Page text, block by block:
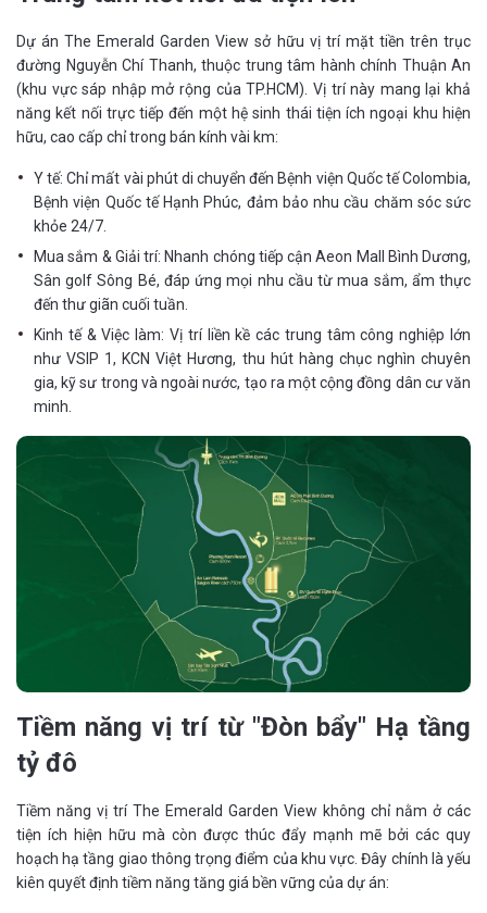
Dự án The Emerald Garden View sở hữu vị trí mặt tiền trên trục
đường Nguyễn Chí Thanh, thuộc trung tâm hành chính Thuận An
(khu vực sáp nhập mở rộng của TP.HCM). Vị trí này mang lại khả
năng kết nối trực tiếp đến một hệ sinh thái tiện ích ngoại khu hiện
hữu, cao cấp chỉ trong bán kính vài km:
Y tế: Chỉ mất vài phút di chuyển đến Bệnh viện Quốc tế Colombia,
Bệnh viện Quốc tế Hạnh Phúc, đảm bảo nhu cầu chăm sóc sức
khỏe 24/7.
Mua sắm & Giải trí: Nhanh chóng tiếp cận Aeon Mall Bình Dương,
Sân golf Sông Bé, đáp ứng mọi nhu cầu từ mua sắm, ẩm thực
đến thư giãn cuối tuần.
Kinh tế & Việc làm: Vị trí liền kề các trung tâm công nghiệp lớn
như VSIP 1, KCN Việt Hương, thu hút hàng chục nghìn chuyên
gia, kỹ sư trong và ngoài nước, tạo ra một cộng đồng dân cư văn
minh.
Tiềm năng vị trí từ "Đòn bẩy" Hạ tầng
tỷ đô
Tiềm năng vị trí The Emerald Garden View không chỉ nằm ở các
tiện ích hiện hữu mà còn được thúc đẩy mạnh mẽ bởi các quy
hoạch hạ tầng giao thông trọng điểm của khu vực. Đây chính là yếu
kiên quyết định tiềm năng tăng giá bền vững của dự án: